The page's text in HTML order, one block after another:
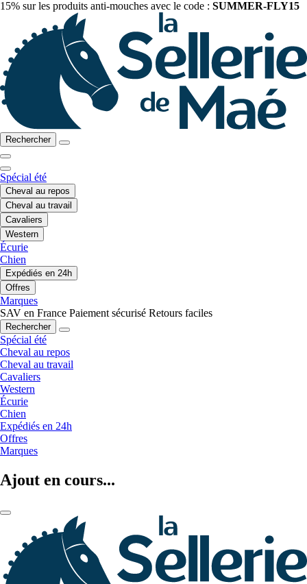
15% sur les produits anti-mouches avec le code : SUMMER-FLY15
Rechercher
Spécial été
Cheval au repos
Cheval au travail
Cavaliers
Western
Écurie
Chien
Expédiés en 24h
Offres
Marques
SAV en France Paiement sécurisé Retours faciles
Rechercher
Spécial été
Cheval au repos
Cheval au travail
Cavaliers
Western
Écurie
Chien
Expédiés en 24h
Offres
Marques
Ajout en cours...